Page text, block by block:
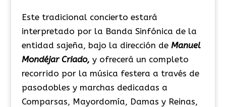
Este tradicional concierto estará
interpretado por la Banda Sinfónica de la
entidad sajeña, bajo la dirección de Manuel
Mondéjar Criado, y ofrecerá un completo
recorrido por la música festera a través de
pasodobles y marchas dedicadas a
Comparsas, Mayordomía, Damas y Reinas,